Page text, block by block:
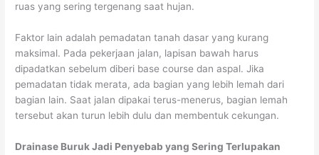
ruas yang sering tergenang saat hujan.
Faktor lain adalah pemadatan tanah dasar yang kurang
maksimal. Pada pekerjaan jalan, lapisan bawah harus
dipadatkan sebelum diberi base course dan aspal. Jika
pemadatan tidak merata, ada bagian yang lebih lemah dari
bagian lain. Saat jalan dipakai terus-menerus, bagian lemah
tersebut akan turun lebih dulu dan membentuk cekungan.
Drainase Buruk Jadi Penyebab yang Sering Terlupakan